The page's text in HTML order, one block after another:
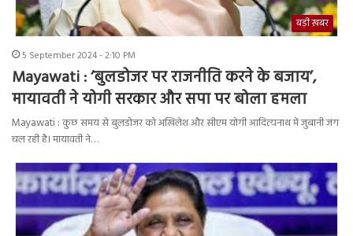
बड़ी ख़बर
5 September 2024 - 2:10 PM
Mayawati : ‘बुलडोजर पर राजनीति करने के बजाय’,
मायावती ने योगी सरकार और सपा पर बोला हमला
Mayawati : कुछ समय से बुलडोजर को अखिलेश और सीएम योगी आदित्यनाथ में जुबानी जंग
चल रही है। मायावती ने…